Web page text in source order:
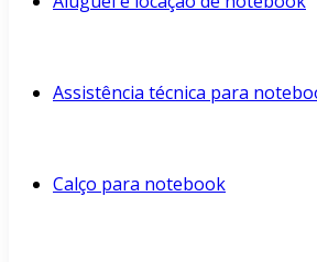
Assistência técnica para
Calço para notebook